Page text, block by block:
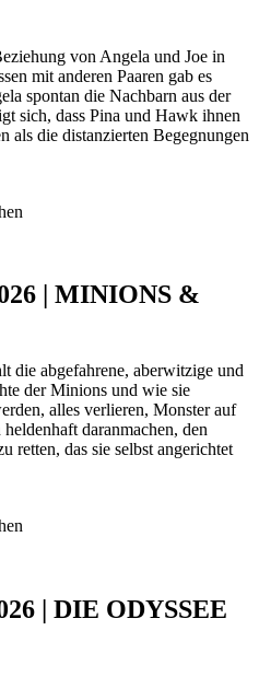
von Angela und Joe in
mit anderen Paaren gab es
spontan die Nachbarn aus der
sich, dass Pina und Hawk ihnen
als die distanzierten Begegnungen
| MINIONS &
abgefahrene, aberwitzige und
der Minions und wie sie
alles verlieren, Monster auf
daranmachen, den
retten, das sie selbst angerichtet
| DIE ODYSSEE